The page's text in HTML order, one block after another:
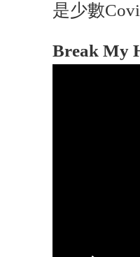
是少數
Break My